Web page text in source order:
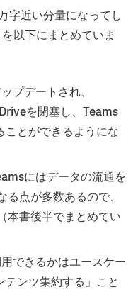
字近い分量になってし
以下にまとめていま
プデートされ、
を閉塞し、Teams
とができるようにな
にはデータの流通を
点が多数あるので、
本書後半でまとめてい
できるかはユースケー
ンツ集約する」こと